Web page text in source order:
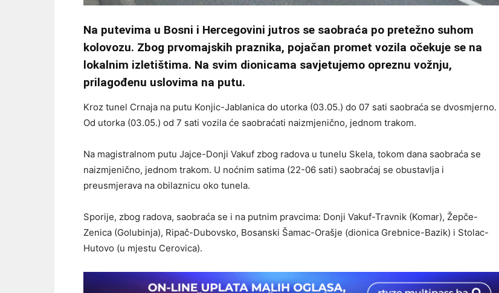
Na putevima u Bosni i Hercegovini jutros se saobraća po pretežno suhom
kolovozu. Zbog prvomajskih praznika, pojačan promet vozila očekuje se na
lokalnim izletištima. Na svim dionicama savjetujemo opreznu vožnju,
prilagođenu uslovima na putu.
Kroz tunel Crnaja na putu Konjic-Jablanica do utorka (03.05.) do 07 sati saobraća se dvosmjerno.
Od utorka (03.05.) od 7 sati vozila će saobraćati naizmjenično, jednom trakom.
Na magistralnom putu Jajce-Donji Vakuf zbog radova u tunelu Skela, tokom dana saobraća se
naizmjenično, jednom trakom. U noćnim satima (22-06 sati) saobraćaj se obustavlja i
preusmjerava na obilaznicu oko tunela.
Sporije, zbog radova, saobraća se i na putnim pravcima: Donji Vakuf-Travnik (Komar), Žepče-
Zenica (Golubinja), Ripač-Dubovsko, Bosanski Šamac-Orašje (dionica Grebnice-Bazik) i Stolac-
Hutovo (u mjestu Cerovica).